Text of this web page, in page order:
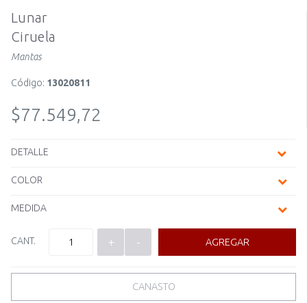
Lunar
Ciruela
Mantas
Código: 13020811
$77.549,72
DETALLE
COLOR
MEDIDA
CANT. + - AGREGAR
CANASTO